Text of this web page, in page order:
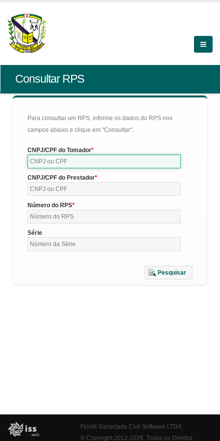
Consultar RPS
Para consultar um RPS, informe os dados do RPS nos
campos abaixo e clique em "Consultar".
CNPJ/CPF do Tomador
CNPJ/CPF do Prestador
Número do RPS
Série
Pesquisar
Fiorilli Sociedade Civil Software LTDA
© Copyright 2012-2026. Todos os Direitos